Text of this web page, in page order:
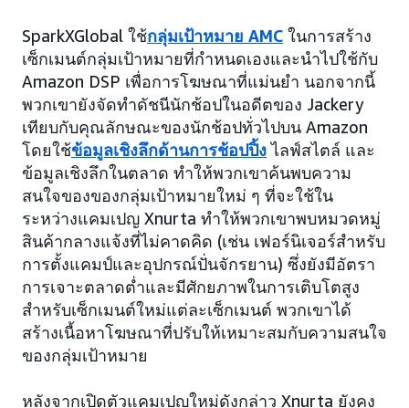
SparkXGlobal ใช้กลุ่มเป้าหมาย AMC ในการสร้าง
เซ็กเมนต์กลุ่มเป้าหมายที่กำหนดเองและนำไปใช้กับ
Amazon DSP เพื่อการโฆษณาที่แม่นยำ นอกจากนี้
พวกเขายังจัดทำดัชนีนักช้อปในอดีตของ Jackery
เทียบกับคุณลักษณะของนักช้อปทั่วไปบน Amazon
โดยใช้ข้อมูลเชิงลึกด้านการช้อปปิ้งไลฟ์สไตล์ และ
ข้อมูลเชิงลึกในตลาด ทำให้พวกเขาค้นพบความ
สนใจของของกลุ่มเป้าหมายใหม่ ๆ ที่จะใช้ใน
ระหว่างแคมเปญ Xnurta ทำให้พวกเขาพบหมวดหมู่
สินค้ากลางแจ้งที่ไม่คาดคิด (เช่น เฟอร์นิเจอร์สำหรับ
การตั้งแคมป์และอุปกรณ์ปั่นจักรยาน) ซึ่งยังมีอัตรา
การเจาะตลาดต่ำและมีศักยภาพในการเติบโตสูง
สำหรับเซ็กเมนต์ใหม่แต่ละเซ็กเมนต์ พวกเขาได้
สร้างเนื้อหาโฆษณาที่ปรับให้เหมาะสมกับความสนใจ
ของกลุ่มเป้าหมาย
หลังจากเปิดตัวแคมเปญใหม่ดังกล่าว Xnurta ยังคง